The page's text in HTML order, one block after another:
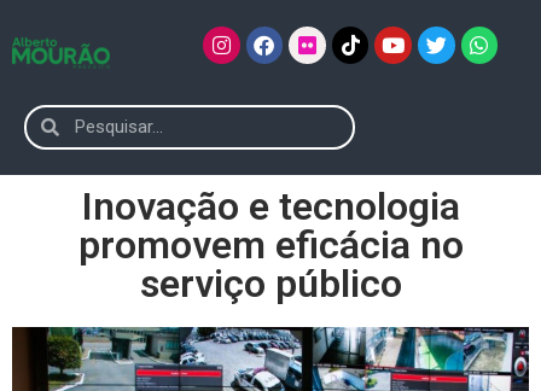
Inovação e tecnologia
promovem eficácia no
serviço público